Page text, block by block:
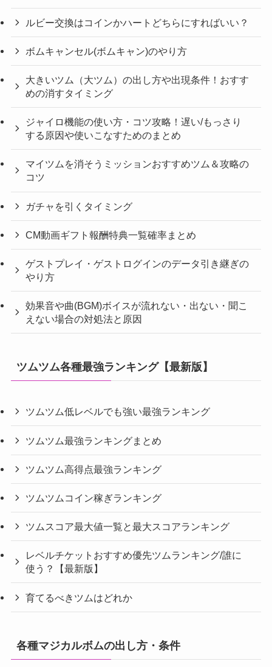
ルビー交換はコインかハートどちらにすればいい？
ボムキャンセル(ボムキャン)のやり方
大きいツム（大ツム）の出し方や出現条件！おすす
めの消すタイミング
ジャイロ機能の使い方・コツ攻略！遅い/もっさり
する原因や使いこなすためのまとめ
マイツムを消そうミッションおすすめツム＆攻略の
コツ
ガチャを引くタイミング
CM動画ギフト報酬特典一覧確率まとめ
ゲストプレイ・ゲストログインのデータ引き継ぎの
やり方
効果音や曲(BGM)ボイスが流れない・出ない・聞こ
えない場合の対処法と原因
ツムツム各種最強ランキング【最新版】
ツムツム低レベルでも強い最強ランキング
ツムツム最強ランキングまとめ
ツムツム高得点最強ランキング
ツムツムコイン稼ぎランキング
ツムスコア最大値一覧と最大スコアランキング
レベルチケットおすすめ優先ツムランキング/誰に
使う？【最新版】
育てるべきツムはどれか
各種マジカルボムの出し方・条件